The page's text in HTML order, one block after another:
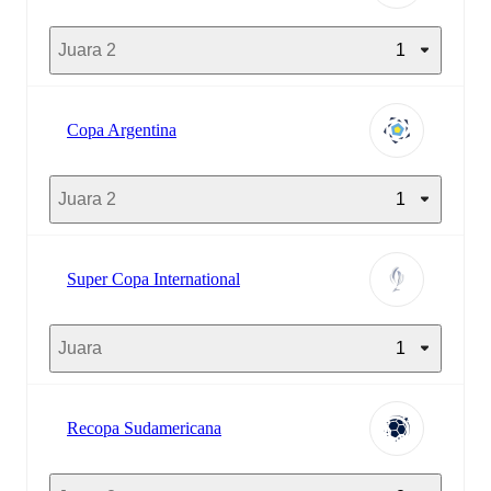
Juara 2 1
Copa Argentina
Juara 2 1
Super Copa International
Juara 1
Recopa Sudamericana